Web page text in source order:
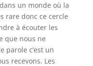
un monde où la
rare donc ce cercle
à écouter les
que nous ne
parole c’est un
recevons. Les